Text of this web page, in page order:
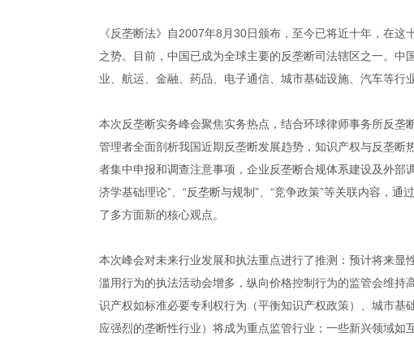
《反垄断法》自2007年8月30日颁布，至今已将近十年，在
之势。目前，中国已成为全球主要的反垄断司法辖区之一。中
业、航运、金融、药品、电子通信、城市基础设施、汽车等行业
本次反垄断实务峰会聚焦实务热点，结合环球律师事务所反垄
管理者全面剖析我国近期反垄断发展趋势，知识产权与反垄断
者集中申报和调查注意事项，企业反垄断合规体系建设及外部
济学基础理论”、“反垄断与规制”、“竞争政策”等关联内容，
了多方面新的核心观点。
本次峰会对未来行业发展和执法重点进行了推测：预计将来显
滥用行为的执法活动会增多，纵向价格控制行为的监管会维持
识产权如标准必要专利权行为（平衡知识产权政策）、城市基
应强烈的垄断性行业）将成为重点监管行业；一些新兴领域如